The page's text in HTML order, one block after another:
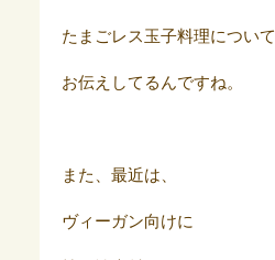
たまごレス玉子料理について
お伝えしてるんですね。
また、最近は、
ヴィーガン向けに